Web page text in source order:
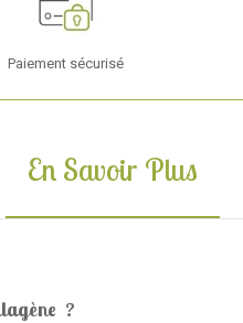
Paiement sécurisé
En Savoir Plus
?